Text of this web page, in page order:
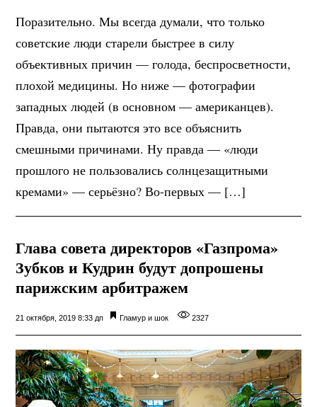
Поразительно. Мы всегда думали, что только
советские люди старели быстрее в силу
объективных причин — голода, беспросветности,
плохой медицины. Но ниже — фотографии
западных людей (в основном — американцев).
Правда, они пытаются это все объяснить
смешными причинами. Ну правда — «люди
прошлого не пользовались солнцезащитными
кремами» — серьёзно? Во-первых — […]
Глава совета директоров «Газпрома»
Зубков и Кудрин будут допрошены
парижским арбитражем
21 октября, 2019 8:33 дп Гламур и шок 2327